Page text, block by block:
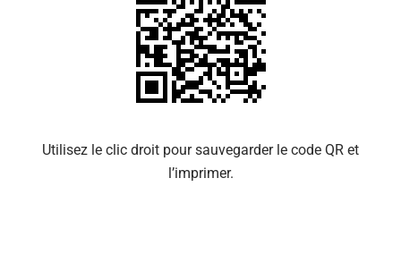
Utilisez le clic droit pour sauvegarder le code QR et
l’imprimer.